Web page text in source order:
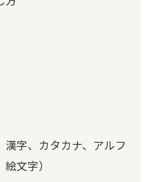
字、カタカナ、アルフ
文字）